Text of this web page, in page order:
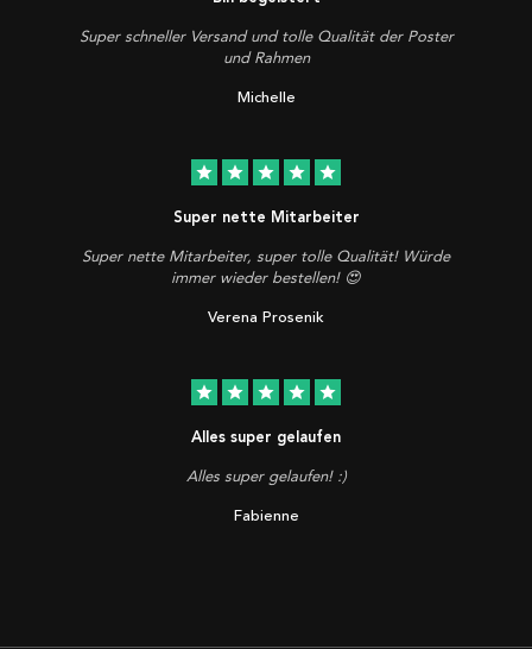
Super schneller Versand und tolle Qualität der Poster
und Rahmen
Michelle
star star star star star
Super nette Mitarbeiter
Super nette Mitarbeiter, super tolle Qualität! Würde
immer wieder bestellen! 😍
Verena Prosenik
star star star star star
Alles super gelaufen
Alles super gelaufen! :)
Fabienne